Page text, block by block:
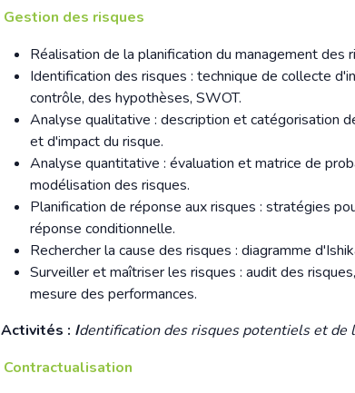
Gestion des risques
Réalisation de la planification du management des
Identification des risques : technique de collecte
contrôle, des hypothèses, SWOT.
Analyse qualitative : description et catégorisation
et d'impact du risque.
Analyse quantitative : évaluation et matrice de
modélisation des risques.
Planification de réponse aux risques : stratégies
réponse conditionnelle.
Rechercher la cause des risques : diagramme
Surveiller et maîtriser les risques : audit des
mesure des performances.
Activités : Identification des risques potentiels et de
Contractualisation